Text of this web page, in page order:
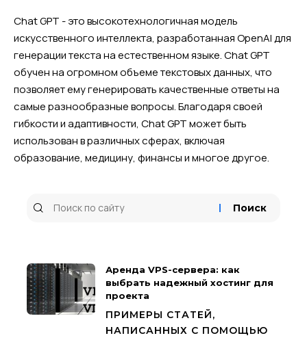
Chat GPT - это высокотехнологичная модель
искусственного интеллекта, разработанная OpenAI для
генерации текста на естественном языке. Chat GPT
обучен на огромном объеме текстовых данных, что
позволяет ему генерировать качественные ответы на
самые разнообразные вопросы. Благодаря своей
гибкости и адаптивности, Chat GPT может быть
использован в различных сферах, включая
образование, медицину, финансы и многое другое.
Аренда VPS-сервера: как
выбрать надежный хостинг для
проекта
ПРИМЕРЫ СТАТЕЙ,
НАПИСАННЫХ С ПОМОЩЬЮ